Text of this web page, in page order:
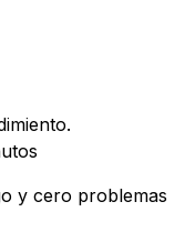
y cero problemas